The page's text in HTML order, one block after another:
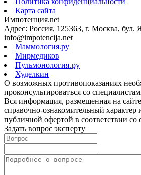
Карта сайта
Импотенция.net
Адрес: Россия, 125363, г. Москва, бул.
info@impotencija.net
Маммология.ру
Мирмедиков
Пульмонология.ру
Худелкин
О возможных противопоказаниях
проконсультироваться со
Вся информация, размещенная на
справочно-ознакомительный характер
публичной офертой в соответствии
Задать вопрос эксперту